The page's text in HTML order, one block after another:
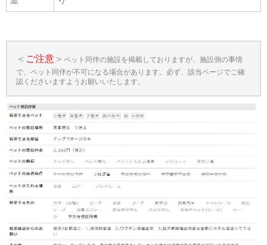
＜ ご注意＞ ペット同伴の施設を掲載しておりますが、施設側の事情
で、ペット同伴が不可になる場合があります。必ず、該当ページでご確
認くださいますようお願いいたします。